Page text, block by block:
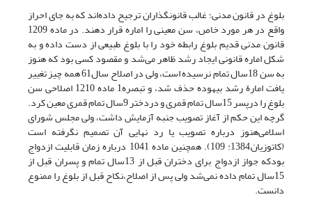
بلوغ در قانون مدنی؛ غالب قانونگذاران ترجیح داده‌اند که به جای احراز
واقع در هر مورد خاص، سن معینی را اماره قرار دهند. در ماده 1209
قانون مدنی قدیم بلوغ رابطه خود را با بلوغ طبیعی از دست داده و به
شکل اماره قانونی ایجاد رشد ظاهر می‌شد و مقصود کسی بود که هنوز
به سن 18سال تمام نرسیده است، ولی در اصلاح سال61 همه چیز تغییر
یافت امارة رشد بیهوده حذف شد، و تبصره1 ماده 1210 اصلاحی سن
بلوغ را درپسر 15سال تمام قمری و دردختر 9سال تمام قمری معین کرد.
گرچه این حکم از آغاز تصویب جنبه آزمایش داشت، ولی مجلس شورای
اسلامی‌هنوز درباره تصویب یا رد نهایی آن تصمیم نگرفته است
(کاتوزیان,1384: 109). همچنین ماده 1041 درباره زمان قابلیت ازدواج
بودکه جواز ازدواج برای دختران قبل از 13سال تمام و پسران قبل از
15سال تمام داده نمی‌‌شد ولی پس از اصلاح،نکاح قبل از بلوغ را ممنوع
دانست.